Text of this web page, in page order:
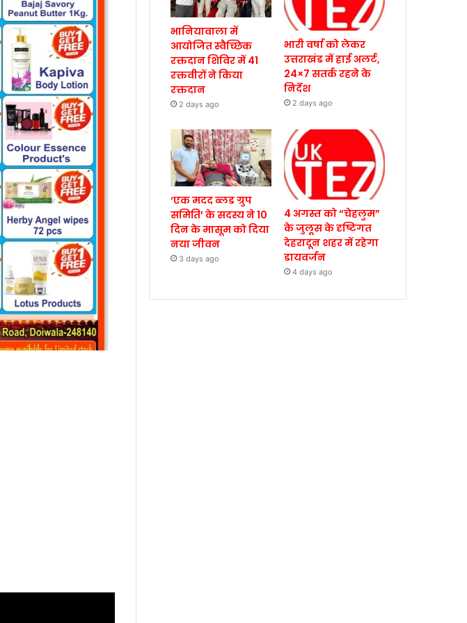
भानियावाला में
आयोजित स्वैच्छिक
रक्तदान शिविर में 41
रक्तवीरों ने किया
रक्तदान
2 days ago
भारी वर्षा को लेकर
उत्तराखंड में हाई अलर्ट,
24×7 सतर्क रहने के
निर्देश
2 days ago
‘एक मदद ब्लड ग्रुप
समिति’ के सदस्य ने 10
दिन के मासूम को दिया
नया जीवन
3 days ago
4 अगस्त को “चेहलुम”
के जुलूस के दृष्टिगत
देहरादून शहर में रहेगा
डायवर्जन
4 days ago